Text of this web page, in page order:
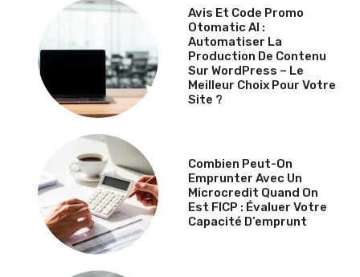
Avis Et Code Promo
Otomatic AI :
Automatiser La
Production De Contenu
Sur WordPress – Le
Meilleur Choix Pour Votre
Site ?
Combien Peut-On
Emprunter Avec Un
Microcredit Quand On
Est FICP : Évaluer Votre
Capacité D’emprunt